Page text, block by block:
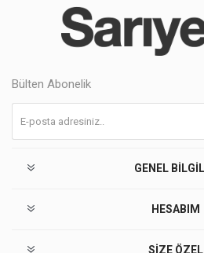
Bülten Abonelik
GENEL
HESABIM
SIZE ÖZEL